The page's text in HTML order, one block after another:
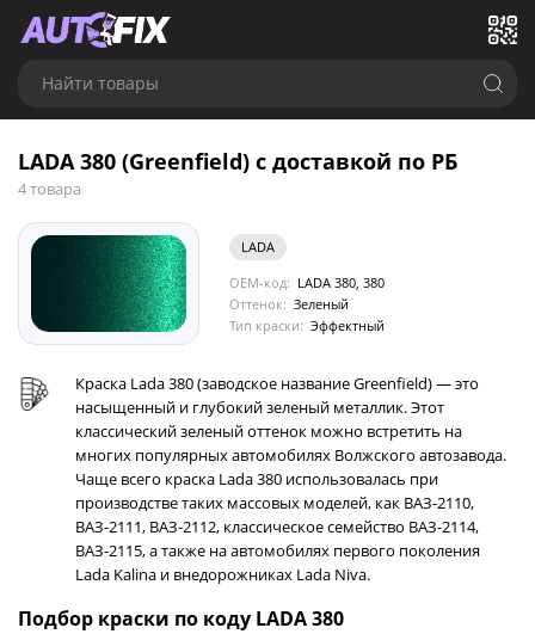
Найти товары
LADA 380 (Greenfield) с доставкой по РБ
4 товара
LADA
OEM-код: LADA 380, 380
Оттенок: Зеленый
Тип краски: Эффектный
Краска Lada 380 (заводское название Greenfield) — это
насыщенный и глубокий зеленый металлик. Этот
классический зеленый оттенок можно встретить на
многих популярных автомобилях Волжского автозавода.
Чаще всего краска Lada 380 использовалась при
производстве таких массовых моделей, как ВАЗ-2110,
ВАЗ-2111, ВАЗ-2112, классическое семейство ВАЗ-2114,
ВАЗ-2115, а также на автомобилях первого поколения
Lada Kalina и внедорожниках Lada Niva.
Подбор краски по коду LADA 380